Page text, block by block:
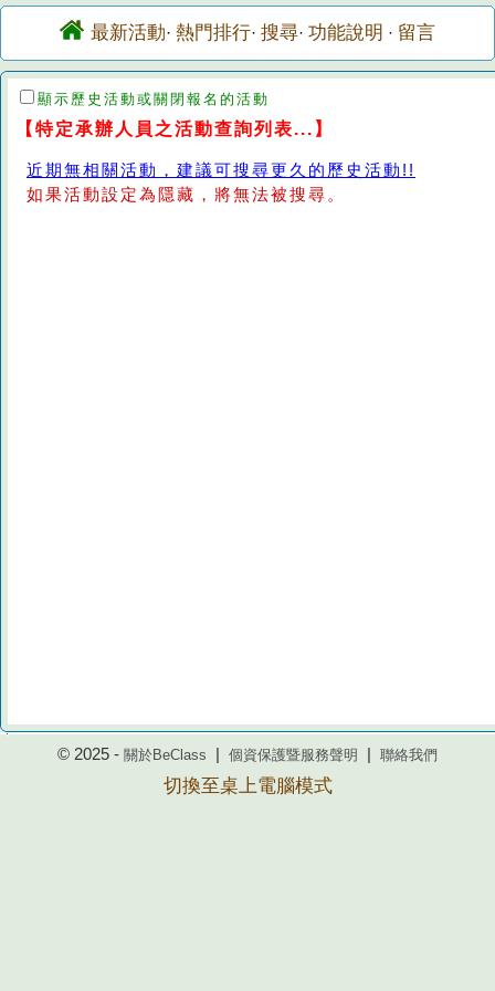
最新活動· 熱門排行· 搜尋· 功能說明 · 留言
顯示歷史活動或關閉報名的活動
【特定承辦人員之活動查詢列表...】
近期無相關活動，建議可搜尋更久的歷史活動!!
如果活動設定為隱藏，將無法被搜尋。
© 2025 - 關於BeClass 個資保護暨服務聲明 聯絡我們
切換至桌上電腦模式